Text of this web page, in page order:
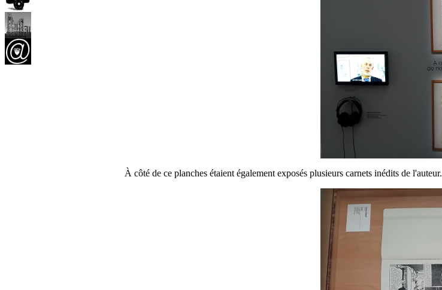
À côté de ce planches étaient également exposés plusieurs carnets inédits de l'auteur.